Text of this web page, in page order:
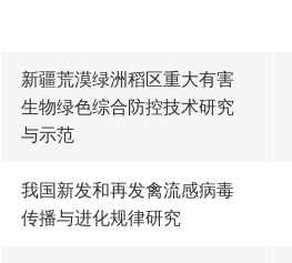
新疆荒漠绿洲稻区重大有害
生物绿色综合防控技术研究
与示范
我国新发和再发禽流感病毒
传播与进化规律研究